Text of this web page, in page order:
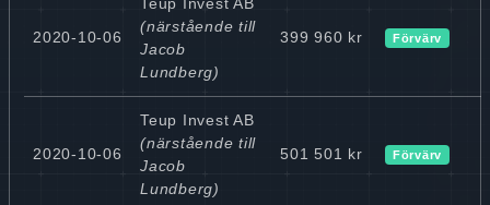
2020-10-06
(närstående till
Jacob
Lundberg)
399 960 kr Förvärv
2020-10-06
Teup Invest AB
(närstående till
Jacob
Lundberg)
501 501 kr Förvärv